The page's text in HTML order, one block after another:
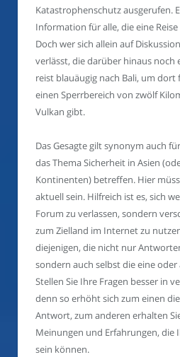
Katastrophenschutz ausgerufen.
Information für alle, die eine
Doch wer sich allein auf
verlässt, die darüber hinaus noch
reist blauäugig nach Bali, um dort
einen Sperrbereich von zwölf
Vulkan gibt.
Das Gesagte gilt synonym auch
das Thema Sicherheit in Asien
Kontinenten) betreffen. Hier
aktuell sein. Hilfreich ist es, sich
Forum zu verlassen, sondern
zum Zielland im Internet zu
diejenigen, die nicht nur
sondern auch selbst die eine oder
Stellen Sie Ihre Fragen besser in
denn so erhöht sich zum einen
Antwort, zum anderen erhalten
Meinungen und Erfahrungen, die
sein können.